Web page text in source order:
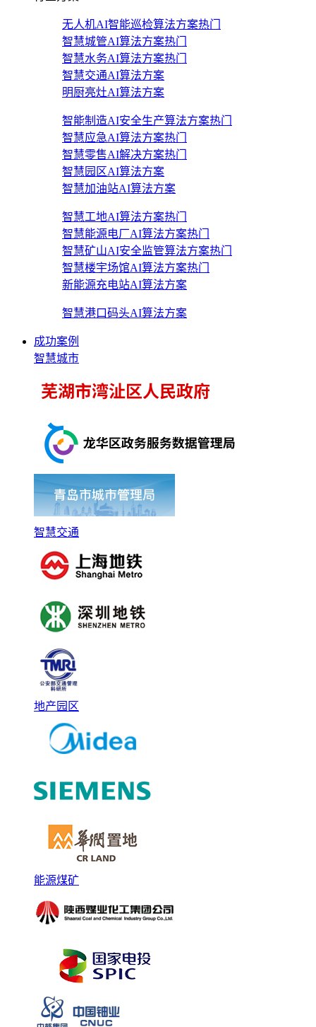
无人机AI智能巡检算法方案热门
智慧城管AI算法方案热门
智慧水务AI算法方案热门
智慧交通AI算法方案
明厨亮灶AI算法方案
智能制造AI安全生产算法方案热门
智慧应急AI算法方案热门
智慧零售AI解决方案热门
智慧园区AI算法方案
智慧加油站AI算法方案
智慧工地AI算法方案热门
智慧能源电厂AI算法方案热门
智慧矿山AI安全监管算法方案热门
智慧楼宇场馆AI算法方案热门
新能源充电站AI算法方案
智慧港口码头AI算法方案
成功案例
智慧城市
智慧交通
地产园区
能源煤矿